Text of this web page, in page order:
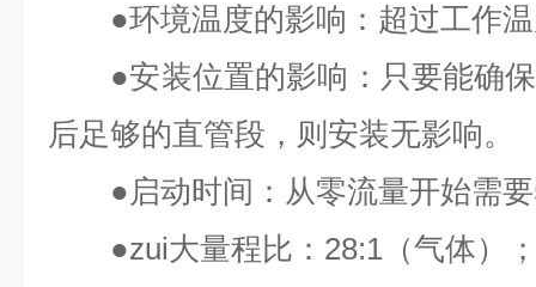
●环境温度的影响：超过工作
●安装位置的影响：只要能确
后足够的直管段，则安装无影响。
●启动时间：从零流量开始需要
●zui大量程比： 28:1 （气体）